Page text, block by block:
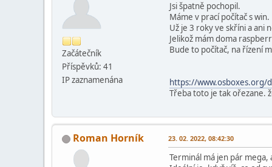
Začátečník
Příspěvků: 41
IP zaznamenána
Jsi špatně pochopil.
Máme v prací počítač s win.
Už je 3 roky ve skříni a ani
Jelikož mám doma
Bude to počítač, na řízení
https://www.osboxes.org/
Třeba toto je tak ořezane.
Roman Horník 23. 02. 2022, 08:42:30
Terminál má jen pár